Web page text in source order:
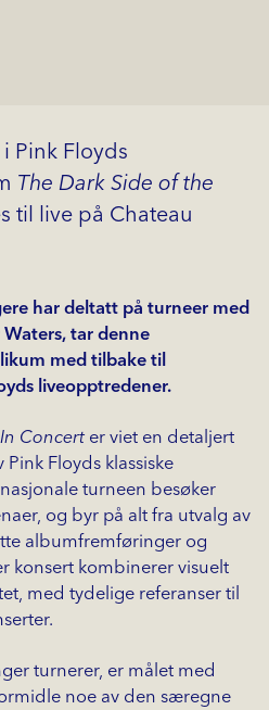
Pink Floyds
The Dark Side of the
til live på Chateau
har deltatt på turneer med
tar denne
med tilbake til
liveopptredener.
Concerter viet en detaljert
Floyds klassiske
turneen besøker
og byr på alt fra utvalg av
albumfremføringer og
konsert kombinerer visuelt
med tydelige referanser til
turnerer, er målet med
noe av den særegne